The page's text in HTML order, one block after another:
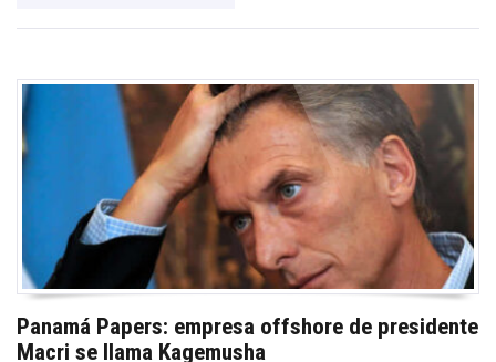
Panamá Papers: empresa offshore de presidente
Macri se llama Kagemusha